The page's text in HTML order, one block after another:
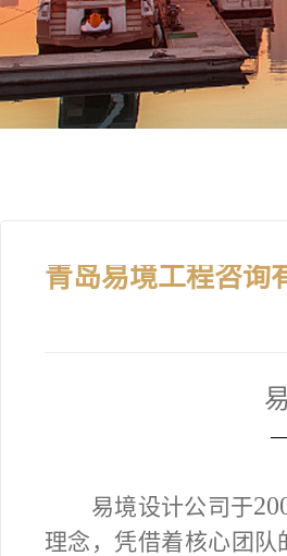
易境设计公司于
理念，凭借着核心团